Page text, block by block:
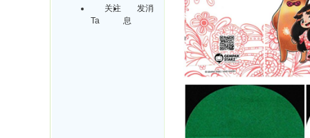
关注
Ta
发消
息